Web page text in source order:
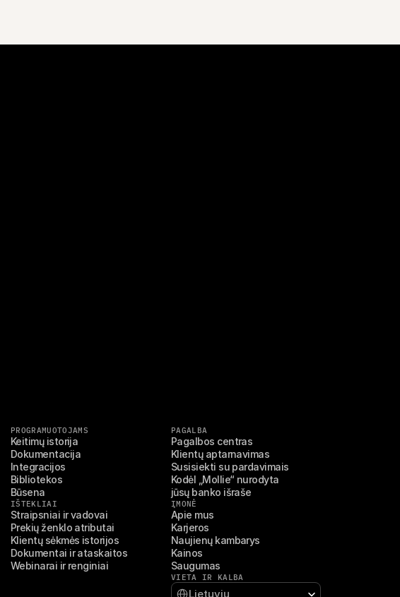
PROGRAMUOTOJAMS
Keitimų istorija
Dokumentacija
Integracijos
Bibliotekos
Būsena
IŠTEKLIAI
Straipsniai ir vadovai
Prekių ženklo atributai
Klientų sėkmės istorijos
Dokumentai ir ataskaitos
Webinarai ir renginiai
PAGALBA
Pagalbos centras
Klientų aptarnavimas
Susisiekti su pardavimais
Kodėl „Mollie“ nurodyta
jūsų banko išraše
ĮMONĖ
Apie mus
Karjeros
Naujienų kambarys
Kainos
Saugumas
VIETA IR KALBA
Select Language
Lietuvių